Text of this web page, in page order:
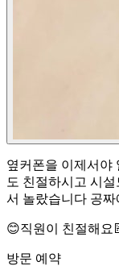
옆커폰을 이제서야
도 친절하시고 시
서 놀랐습니다 공
😊직원이 친절해요
방문 예약